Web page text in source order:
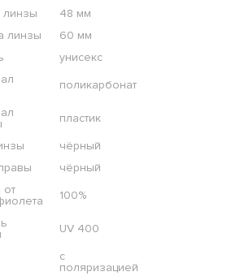
линзы
48 мм
линзы
60 мм
унисекс
поликарбонат
пластик
чёрный
чёрный
от
100%
UV 400
с
поляризацией